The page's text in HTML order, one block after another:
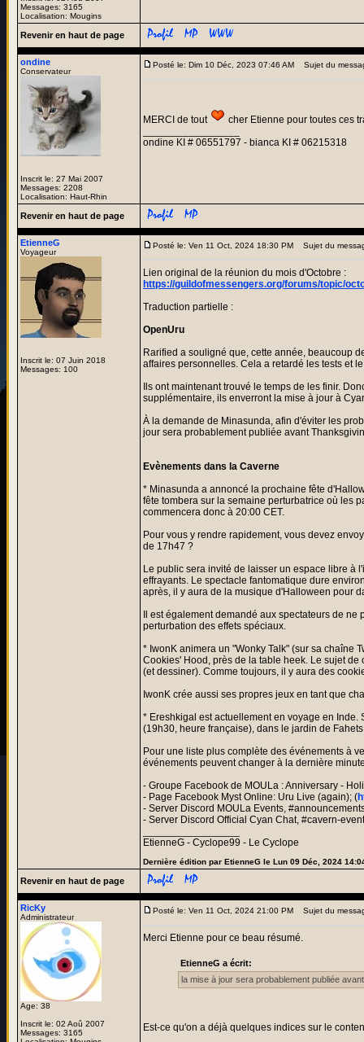
Messages: 3165
Localisation: Mougins
Revenir en haut de page
ondine
Conservateur
Inscrit le: 27 Mai 2007
Messages: 2208
Localisation: Haut-Rhin
Posté le: Dim 10 Déc, 2023 07:46 AM Sujet du
MERCI de tout
cher Etienne pour toutes ces
ondine KI # 06551797 - bianca KI # 06215318
Revenir en haut de page
EtienneG
Voyageur
Inscrit le: 07 Juin 2018
Messages: 100
Posté le: Ven 11 Oct, 2024 18:30 PM Sujet du
Lien original de la réunion du mois d'Octobre :
https://guildofmessengers.org/forums/topic/
Traduction partielle :
OpenUru
Rarified a souligné que, cette année, beaucoup
affaires personnelles. Cela a retardé les tests et
Ils ont maintenant trouvé le temps de les finir.
supplémentaire, ils enverront la mise à jour à
À la demande de Minasunda, afin d'éviter les
jour sera probablement publiée avant
Evènements dans la Caverne
* Minasunda a annoncé la prochaine fête
fête tombera sur la semaine perturbatrice où les
commencera donc à 20:00 CET.
Pour vous y rendre rapidement, vous devez
de 17h47 ?
Le public sera invité de laisser un espace libre à
effrayants. Le spectacle fantomatique dure
après, il y aura de la musique d'Halloween pour
Il est également demandé aux spectateurs de
perturbation des effets spéciaux.
* IwonK animera un "Wonky Talk" (sur sa chaîne
Cookies' Hood, près de la table heek. Le sujet
(et dessiner). Comme toujours, il y aura des
IwonK crée aussi ses propres jeux en tant que
* Ereshkigal est actuellement en voyage en Inde.
(19h30, heure française), dans le jardin de
Pour une liste plus complète des événements à
événements peuvent changer à la dernière
- Groupe Facebook de MOULa : Anniversary -
- Page Facebook Myst Online: Uru Live (again); (
- Server Discord MOULa Events,
- Server Discord Official Cyan Chat, #cavern-
EtienneG - Cyclope99 - Le Cyclope
Dernière édition par EtienneG le Lun 09 Déc, 2024
Revenir en haut de page
RicKy
Administrateur
Age: 38
Inscrit le: 02 Aoû 2007
Messages: 3165
Posté le: Ven 11 Oct, 2024 21:00 PM Sujet du
Merci Etienne pour ce beau résumé.
EtienneG a écrit:
la mise à jour sera probablement publiée
Est-ce qu'on a déjà quelques indices sur le